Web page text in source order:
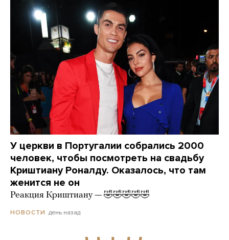
У церкви в Португалии собрались 2000
человек, чтобы посмотреть на свадьбу
Криштиану Роналду. Оказалось, что там
женится не он
Реакция Криштиану — 🤣🤣🤣🤣🤣
НОВОСТИ день назад